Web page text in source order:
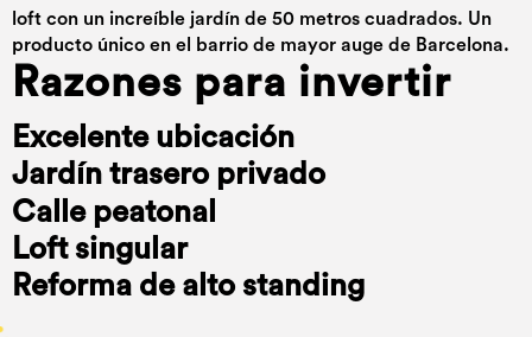
loft con un increíble jardín de 50 metros cuadrados. Un
producto único en el barrio de mayor auge de Barcelona.
Razones para invertir
Excelente ubicación
Jardín trasero privado
Calle peatonal
Loft singular
Reforma de alto standing